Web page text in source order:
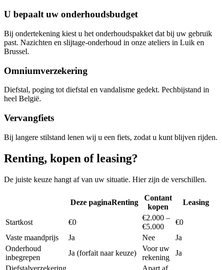
U bepaalt uw onderhoudsbudget
Bij ondertekening kiest u het onderhoudspakket dat bij uw gebruik
past. Nazichten en slijtage-onderhoud in onze ateliers in Luik en
Brussel.
Omniumverzekering
Diefstal, poging tot diefstal en vandalisme gedekt. Pechbijstand in
heel België.
Vervangfiets
Bij langere stilstand lenen wij u een fiets, zodat u kunt blijven rijden.
Renting, kopen of leasing?
De juiste keuze hangt af van uw situatie. Hier zijn de verschillen.
Deze paginaRenting
Contant
kopen
Leasing
Startkost €0
€2.000 –
€5.000
€0
Vaste maandprijs
Ja Nee
Ja
Onderhoud
inbegrepen
Ja (forfait naar keuze)
Voor uw
rekening
Ja
Diefstalverzekering
Apart af